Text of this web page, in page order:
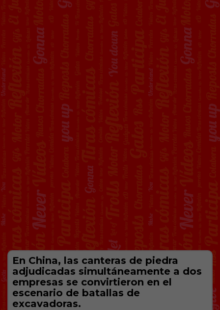
En China, las canteras de piedra
adjudicadas simultáneamente a dos
empresas se convirtieron en el
escenario de batallas de
excavadoras.